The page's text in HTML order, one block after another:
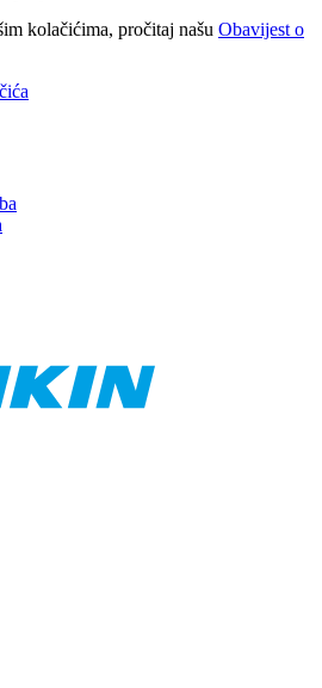
kolačićima, pročitaj našu Obavijest o